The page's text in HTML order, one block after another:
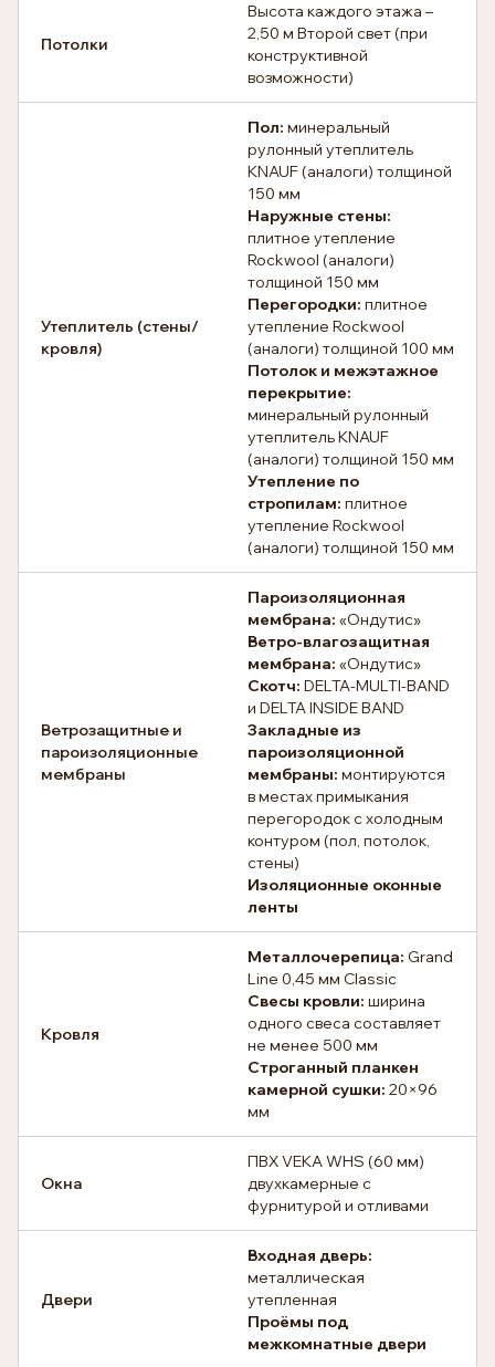
Потолки
Высота каждого этажа –
2,50 м Второй свет (при
конструктивной
возможности)
Утеплитель (стены/
кровля)
Пол: минеральный
рулонный утеплитель
KNAUF (аналоги) толщиной
150 мм
Наружные стены:
плитное утепление
Rockwool (аналоги)
толщиной 150 мм
Перегородки: плитное
утепление Rockwool
(аналоги) толщиной 100 мм
Потолок и межэтажное
перекрытие:
минеральный рулонный
утеплитель KNAUF
(аналоги) толщиной 150 мм
Утепление по
стропилам: плитное
утепление Rockwool
(аналоги) толщиной 150 мм
Ветрозащитные и
пароизоляционные
мембраны
Пароизоляционная
мембрана: «Ондутис»
Ветро-влагозащитная
мембрана: «Ондутис»
Скотч: DELTA-MULTI-BAND
и DELTA INSIDE BAND
Закладные из
пароизоляционной
мембраны: монтируются
в местах примыкания
перегородок с холодным
контуром (пол, потолок,
стены)
Изоляционные оконные
ленты
Кровля
Металлочерепица: Grand
Line 0,45 мм Classic
Свесы кровли: ширина
одного свеса составляет
не менее 500 мм
Строганный планкен
камерной сушки: 20×96
мм
Окна
ПВХ VEKA WHS (60 мм)
двухкамерные с
фурнитурой и отливами
Двери
Входная дверь:
металлическая
утепленная
Проёмы под
межкомнатные двери